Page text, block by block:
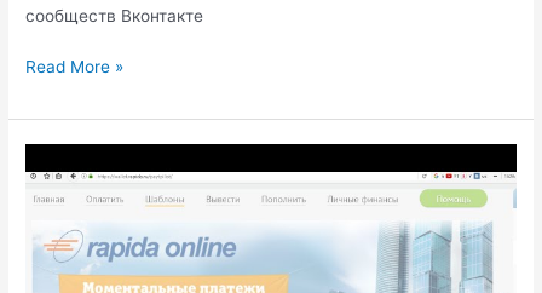
сообществ Вконтакте
Как
репосты
в
ленте
ВКонтакте?
Read More »